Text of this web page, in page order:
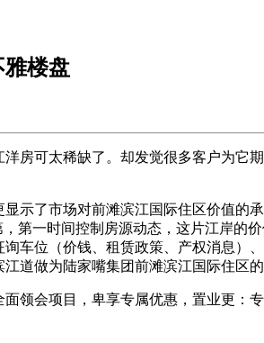
雅楼盘
可太稀缺了。却发觉很多客户为它
了市场对前滩滨江国际住区价值的
第一时间控制房源动态，这片江岸
车位（价钱、租赁政策、产权消息
道做为陆家嘴集团前滩滨江国际住区
会项目，卑享专属优惠，置业更：